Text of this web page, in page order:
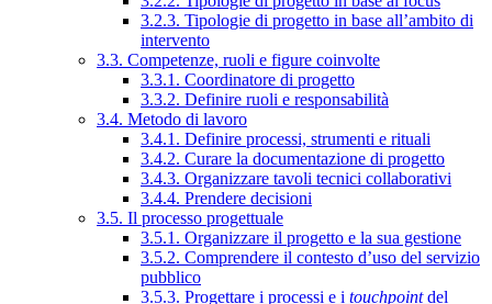
3.2.3. Tipologie di progetto in base all’ambito di
intervento
3.3. Competenze, ruoli e figure coinvolte
3.3.1. Coordinatore di progetto
3.3.2. Definire ruoli e responsabilità
3.4. Metodo di lavoro
3.4.1. Definire processi, strumenti e rituali
3.4.2. Curare la documentazione di progetto
3.4.3. Organizzare tavoli tecnici collaborativi
3.4.4. Prendere decisioni
3.5. Il processo progettuale
3.5.1. Organizzare il progetto e la sua gestione
3.5.2. Comprendere il contesto d’uso del servizio
pubblico
3.5.3. Progettare i processi e i touchpointdel